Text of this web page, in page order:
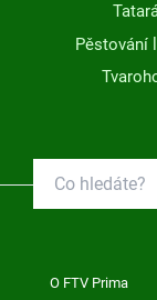
Pěstování
O FTV Prima